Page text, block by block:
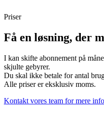
Priser
Få en løsning, der
I kan skifte abonnement på
skjulte gebyrer.
Du skal ikke betale for antal
Alle priser er eksklusiv moms.
Kontakt vores team for mere